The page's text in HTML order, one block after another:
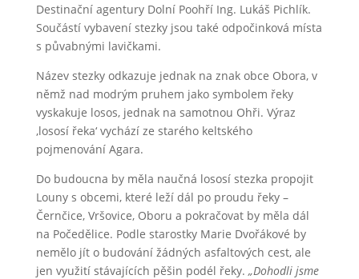
Destinační agentury Dolní Poohří Ing. Lukáš Pichlík.
Součástí vybavení stezky jsou také odpočinková místa
s půvabnými lavičkami.
Název stezky odkazuje jednak na znak obce Obora, v
němž nad modrým pruhem jako symbolem řeky
vyskakuje losos, jednak na samotnou Ohři. Výraz
‚lososí řeka‘ vychází ze starého keltského
pojmenování Agara.
Do budoucna by měla naučná lososí stezka propojit
Louny s obcemi, které leží dál po proudu řeky –
Černčice, Vršovice, Oboru a pokračovat by měla dál
na Počedělice. Podle starostky Marie Dvořákové by
nemělo jít o budování žádných asfaltových cest, ale
jen využití stávajících pěšin podél řeky. „Dohodli jsme